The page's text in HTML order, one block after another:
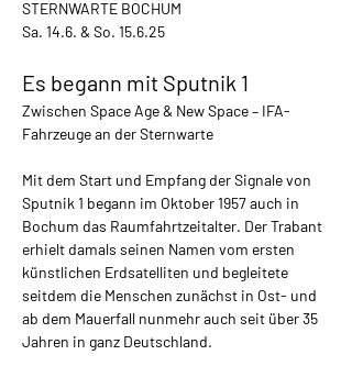
STERNWARTE BOCHUM
Sa. 14.6. & So. 15.6.25
Es begann mit Sputnik 1
Zwischen Space Age & New Space – IFA-
Fahrzeuge an der Sternwarte
Mit dem Start und Empfang der Signale von
Sputnik 1 begann im Oktober 1957 auch in
Bochum das Raumfahrtzeitalter. Der Trabant
erhielt damals seinen Namen vom ersten
künstlichen Erdsatelliten und begleitete
seitdem die Menschen zunächst in Ost- und
ab dem Mauerfall nunmehr auch seit über 35
Jahren in ganz Deutschland.